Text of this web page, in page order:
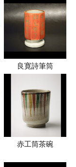
良寛詩筆筒
赤工筒茶碗